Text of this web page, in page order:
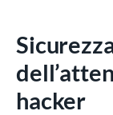
hacker